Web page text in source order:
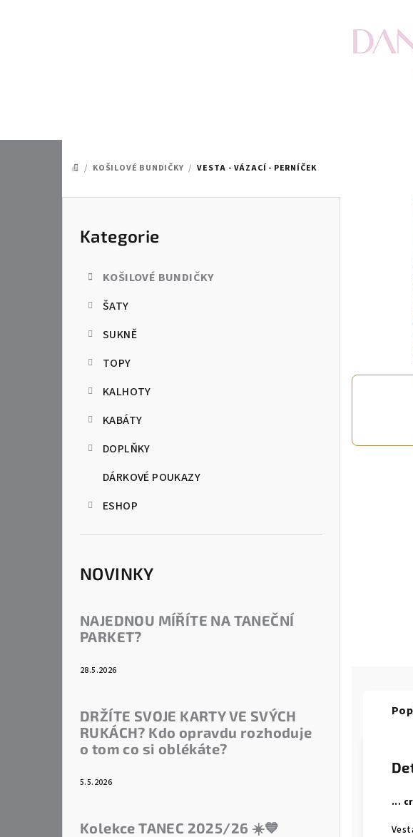
DOMŮ
/ KOŠILOVÉ BUNDIČKY / VESTA - VÁZACÍ - PERNÍČEK
Přeskočit
kategorie
Kategorie
KOŠILOVÉ BUNDIČKY
ŠATY
SUKNĚ
TOPY
KALHOTY
KABÁTY
DOPLŇKY
DÁRKOVÉ POUKAZY
ESHOP
NOVINKY
NAJEDNOU MÍŘÍTE NA TANEČNÍ
PARKET?
28.5.2026
DRŽÍTE SVOJE KARTY VE SVÝCH
RUKÁCH? Kdo opravdu rozhoduje
o tom co si oblékáte?
5.5.2026
Kolekce TANEC 2025/26 ☀️💙
...